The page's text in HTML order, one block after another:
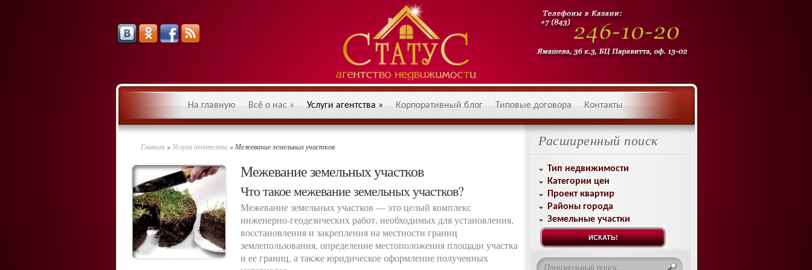
На главную Всё о нас » Услуги агентства » Корпоративный блог Типовые договора Контакты
Главная » Услуги агентства » Межевание земельных участков
Межевание земельных участков
Что такое межевание земельных участков?
Межевание земельных участков — это целый комплекс
инженерно-геодезических работ, необходимых для установления,
восстановления и закрепления на местности границ
землепользования, определение местоположения площади участка
и ее границ, а также юридическое оформление полученных
Расширенный поиск
Тип недвижимости
Категории цен
Проект квартир
Районы города
Земельные участки